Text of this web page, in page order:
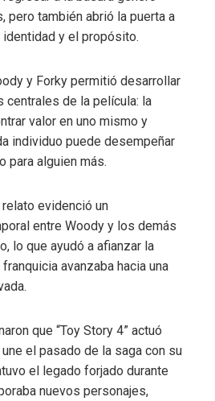
pero también abrió la puerta a
y el propósito.
y Forky permitió desarrollar
centrales de la película: la
valor en uno mismo y
individuo puede desempeñar
para alguien más.
evidenció un
entre Woody y los demás
lo que ayudó a afianzar la
avanzaba hacia una
que “Toy Story 4” actuó
el pasado de la saga con su
el legado forjado durante
nuevos personajes,